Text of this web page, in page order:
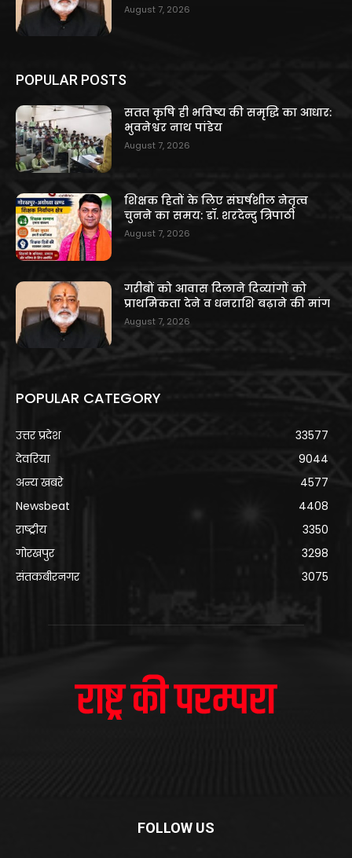
August 7, 2026
POPULAR POSTS
सतत कृषि ही भविष्य की समृद्धि का आधार:
भुवनेश्वर नाथ पांडेय
August 7, 2026
शिक्षक हितों के लिए संघर्षशील नेतृत्व
चुनने का समय: डॉ. शरदेन्दु त्रिपाठी
August 7, 2026
गरीबों को आवास दिलाने दिव्यांगों को
प्राथमिकता देने व धनराशि बढ़ाने की मांग
August 7, 2026
POPULAR CATEGORY
उत्तर प्रदेश
33577
देवरिया
9044
अन्य खबरे
4577
Newsbeat
4408
राष्ट्रीय
3350
गोरखपुर
3298
संतकबीरनगर
3075
FOLLOW US